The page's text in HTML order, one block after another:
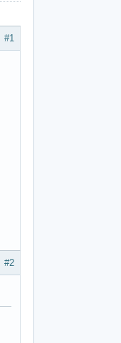
#1
#2